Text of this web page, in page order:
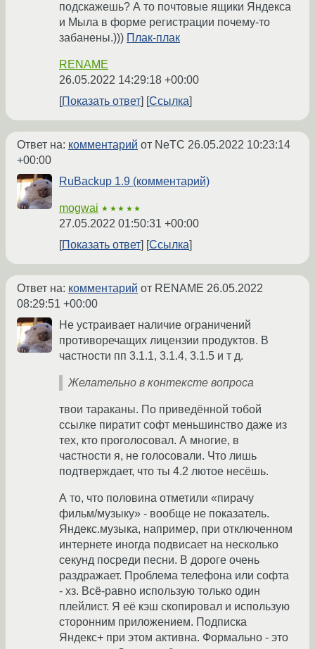
подскажешь? А то почтовые ящики Яндекса
и Мыла в форме регистрации почему-то
забанены.))) Плак-плак
RENAME
26.05.2022 14:29:18 +00:00
Показать ответ
Ссылка
Ответ на: комментарий от NeTC 26.05.2022 10:23:14
+00:00
RuBackup 1.9 (комментарий)
mogwai ★★★★★
27.05.2022 01:50:31 +00:00
Показать ответ
Ссылка
Ответ на: комментарий от RENAME 26.05.2022
08:29:51 +00:00
Не устраивает наличие ограничений
противоречащих лицензии продуктов. В
частности пп 3.1.1, 3.1.4, 3.1.5 и т д.
Желательно в контексте вопроса
твои тараканы. По приведённой тобой
ссылке пиратит софт меньшинство даже из
тех, кто проголосовал. А многие, в
частности я, не голосовали. Что лишь
подтверждает, что ты 4.2 лютое несёшь.
А то, что половина отметили «пирачу
фильм/музыку» - вообще не показатель.
Яндекс.музыка, например, при отключенном
интернете иногда подвисает на несколько
секунд посреди песни. В дороге очень
раздражает. Проблема телефона или софта
- хз. Всё-равно использую только один
плейлист. Я её кэш скопировал и использую
сторонним приложением. Подписка
Яндекс+ при этом активна. Формально - это